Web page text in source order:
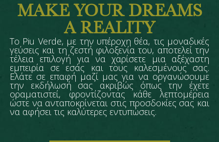
MAKE YOUR DREAMS
A REALITY
Το Piu Verde, με την υπέροχη θέα, τις μοναδικές
γεύσεις και τη ζεστή φιλοξενία του, αποτελεί την
τέλεια επιλογή για να χαρίσετε μια αξέχαστη
εμπειρία σε εσάς και τους καλεσμένους σας.
Ελάτε σε επαφή μαζί μας για να οργανώσουμε
την εκδήλωσή σας ακριβώς όπως την έχετε
οραματιστεί, φροντίζοντας κάθε λεπτομέρεια
ώστε να ανταποκρίνεται στις προσδοκίες σας και
να αφήσει τις καλύτερες εντυπώσεις.